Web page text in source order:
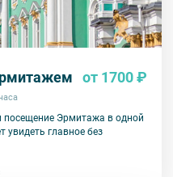
от 1700 ₽
посещение Эрмитажа в одной
увидеть главное без